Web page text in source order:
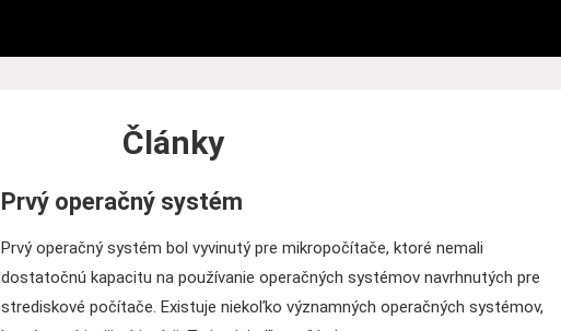
Články
Prvý operačný systém
Prvý operačný systém bol vyvinutý pre mikropočítače, ktoré nemali
dostatočnú kapacitu na používanie operačných systémov navrhnutých pre
strediskové počítače. Existuje niekoľko významných operačných systémov,